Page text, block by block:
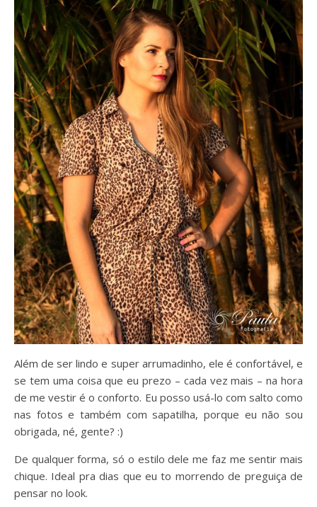
Além de ser lindo e super arrumadinho, ele é confortável, e
se tem uma coisa que eu prezo – cada vez mais – na hora
de me vestir é o conforto. Eu posso usá-lo com salto como
nas fotos e também com sapatilha, porque eu não sou
obrigada, né, gente? :)
De qualquer forma, só o estilo dele me faz me sentir mais
chique. Ideal pra dias que eu to morrendo de preguiça de
pensar no look.